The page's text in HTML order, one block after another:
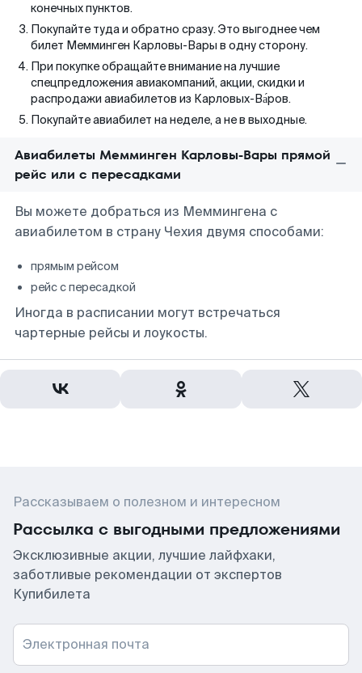
конечных пунктов.
Покупайте туда и обратно сразу. Это выгоднее чем
билет Мемминген Карловы-Вары в одну сторону.
При покупке обращайте внимание на лучшие
спецпредложения авиакомпаний, акции, скидки и
распродажи авиабилетов из Карловых-Ва́ров.
Покупайте авиабилет на неделе, а не в выходные.
Авиабилеты Мемминген Карловы-Вары прямой
рейс или с пересадками
Вы можете добраться из Меммингена с
авиабилетом в страну Чехия двумя способами:
прямым рейсом
рейс с пересадкой
Иногда в расписании могут встречаться
чартерные рейсы и лоукосты.
Рассказываем о полезном и интересном
Рассылка с выгодными предложениями
Эксклюзивные акции, лучшие лайфхаки,
заботливые рекомендации от экспертов
Купибилета
Электронная почта